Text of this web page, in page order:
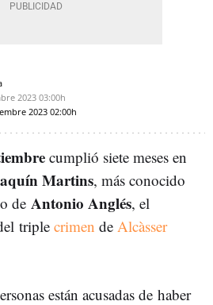
2023 03:00h
2023 02:00h
cumplió siete meses en
Martins, más conocido
de Antonio Anglés, el
triple crimen de Alcàsser
están acusadas de haber